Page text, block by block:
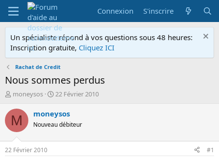
Connexion S'inscrire
Un spécialiste répond à vos questions sous 48 heures:
Inscription gratuite, Cliquez ICI
Rachat de Credit
Nous sommes perdus
A
t
e
r
d
e
moneysos
D
t
e
d
é
22 Février 2010
M moneysos
Nouveau débiteur
22 Février 2010 #1